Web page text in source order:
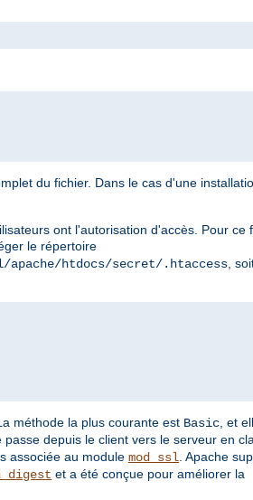
du fichier. Dans le cas d'une
ont l'autorisation d'accès. Pour ce
le répertoire
htdocs/secret/.htaccess ,
méthode la plus courante est Basic , et
depuis le client vers le serveur en
associée au module mod_ssl . Apache
et a été conçue pour améliorer la